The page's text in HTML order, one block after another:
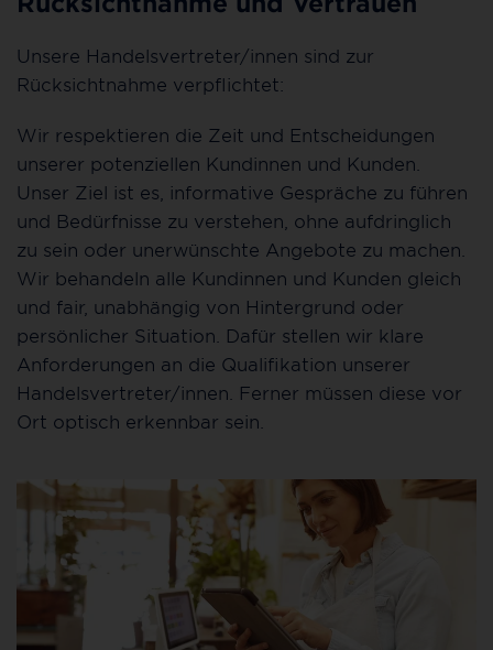
Unsere Handelsvertreter/innen sind zur
Rücksichtnahme verpflichtet:
Wir respektieren die Zeit und Entscheidungen
unserer potenziellen Kundinnen und Kunden.
Unser Ziel ist es, informative Gespräche zu führen
und Bedürfnisse zu verstehen, ohne aufdringlich
zu sein oder unerwünschte Angebote zu machen.
Wir behandeln alle Kundinnen und Kunden gleich
und fair, unabhängig von Hintergrund oder
persönlicher Situation. Dafür stellen wir klare
Anforderungen an die Qualifikation unserer
Handelsvertreter/innen. Ferner müssen diese vor
Ort optisch erkennbar sein.